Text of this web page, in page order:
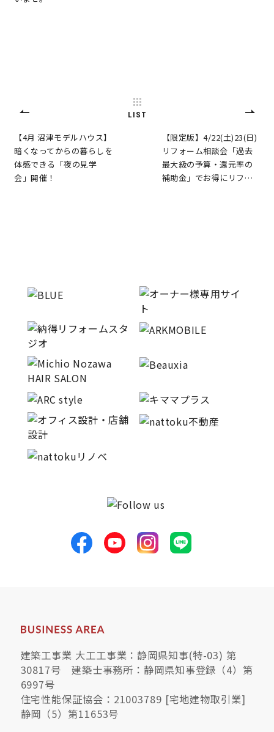
分譲住宅･不動産
施工事例 お客さまの声
お知らせ 土地情報
サイトマップ プライバシーポリシー
よくある質問
CLOSE
【4月 沼津モデルハウス】
暗くなってからの暮らしを
体感できる「夜の見学
会」開催！
LIST
【限定版】4/22(土)23(日)
リフォーム相談会「過去
最大級の予算・還元率の
補助金」でお得にリフ…
建築工事業 大工工事業：静岡県知事(特-03) 第
30817号 建築士事務所：静岡県知事登録（4）第
6997号
住宅性能保証協会：21003789 [宅地建物取引業]
静岡（5）第11653号